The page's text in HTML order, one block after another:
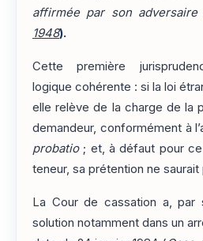
affirmée par son adversaire
1948).
Cette première
logique cohérente : si la loi
elle relève de la charge de la
demandeur, conformément à
probatio; et, à défaut pour ce
teneur, sa prétention ne saurait
La Cour de cassation a, par
solution notamment dans un